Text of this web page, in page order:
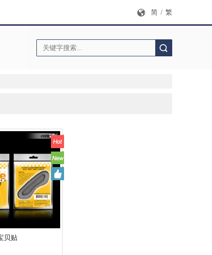
简 / 繁
贝贴